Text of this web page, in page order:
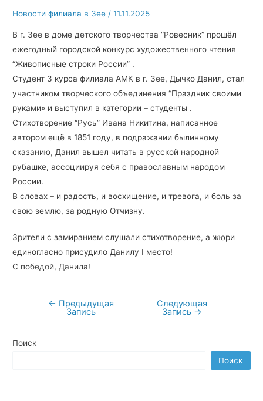
Новости филиала в Зее /11.11.2025
В г. Зее в доме детского творчества “Ровесник” прошёл
ежегодный городской конкурс художественного чтения
“Живописные строки России” .
Студент 3 курса филиала АМК в г. Зее, Дычко Данил, стал
участником творческого объединения “Праздник своими
руками» и выступил в категории – студенты .
Стихотворение “Русь” Ивана Никитина, написанное
автором ещё в 1851 году, в подражании былинному
сказанию, Данил вышел читать в русской народной
рубашке, ассоциируя себя с православным народом
России.
В словах – и радость, и восхищение, и тревога, и боль за
свою землю, за родную Отчизну.
Зрители с замиранием слушали стихотворение, а жюри
единогласно присудило Данилу I место!
С победой, Данила!
Навигация
← Предыдущая
Запись
Следующая
Запись →
Поиск
Поиск